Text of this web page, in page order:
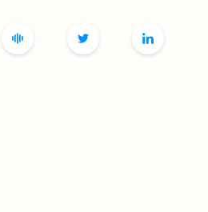
化
引擎优化